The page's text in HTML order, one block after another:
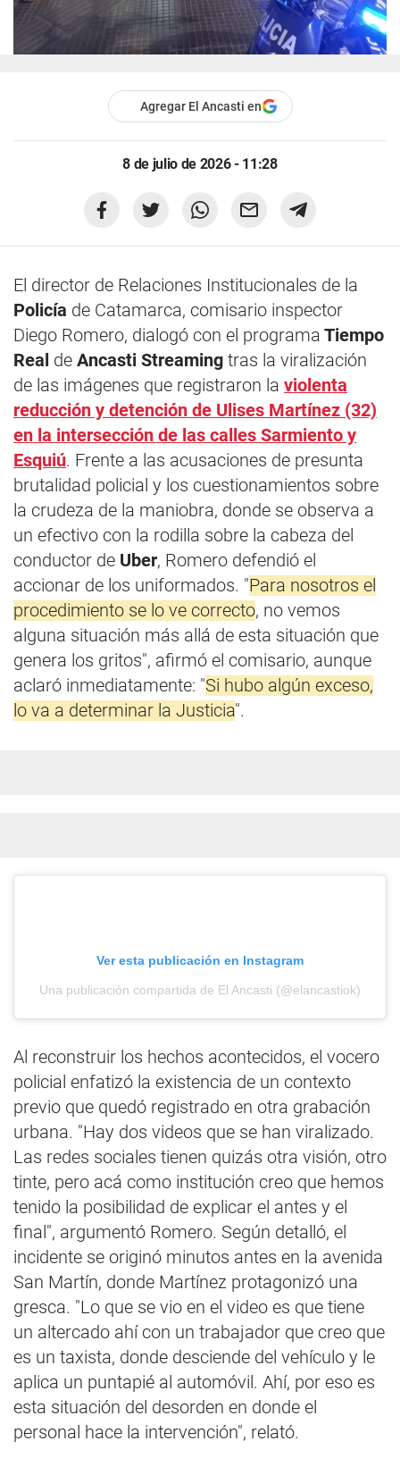
Agregar El Ancasti en
8 de julio de 2026 - 11:28
El director de Relaciones Institucionales de la
Policía de Catamarca, comisario inspector
Diego Romero, dialogó con el programa Tiempo
Real de Ancasti Streaming tras la viralización
de las imágenes que registraron la violenta
reducción y detención de Ulises Martínez (32)
en la intersección de las calles Sarmiento y
Esquiú. Frente a las acusaciones de presunta
brutalidad policial y los cuestionamientos sobre
la crudeza de la maniobra, donde se observa a
un efectivo con la rodilla sobre la cabeza del
conductor de Uber, Romero defendió el
accionar de los uniformados. "Para nosotros el
procedimiento se lo ve correcto, no vemos
alguna situación más allá de esta situación que
genera los gritos", afirmó el comisario, aunque
aclaró inmediatamente: "Si hubo algún exceso,
lo va a determinar la Justicia".
Ver esta publicación en Instagram
Una publicación compartida de El Ancasti (@elancastiok)
Al reconstruir los hechos acontecidos, el vocero
policial enfatizó la existencia de un contexto
previo que quedó registrado en otra grabación
urbana. "Hay dos videos que se han viralizado.
Las redes sociales tienen quizás otra visión, otro
tinte, pero acá como institución creo que hemos
tenido la posibilidad de explicar el antes y el
final", argumentó Romero. Según detalló, el
incidente se originó minutos antes en la avenida
San Martín, donde Martínez protagonizó una
gresca. "Lo que se vio en el video es que tiene
un altercado ahí con un trabajador que creo que
es un taxista, donde desciende del vehículo y le
aplica un puntapié al automóvil. Ahí, por eso es
esta situación del desorden en donde el
personal hace la intervención", relató.